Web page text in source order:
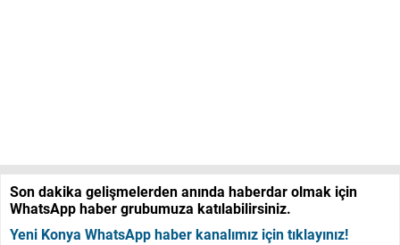
Son dakika gelişmelerden anında haberdar olmak için
WhatsApp haber grubumuza katılabilirsiniz.
Yeni Konya WhatsApp haber kanalımız için tıklayınız!